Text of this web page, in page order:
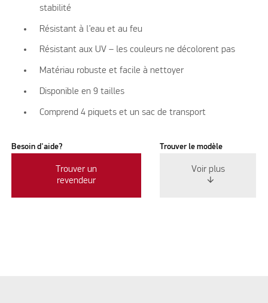
stabilité
Résistant à l’eau et au feu
Résistant aux UV – les couleurs ne décolorent pas
Matériau robuste et facile à nettoyer
Disponible en 9 tailles
Comprend 4 piquets et un sac de transport
Besoin d'aide?
Trouver un
revendeur
Trouver le modèle
Voir plus